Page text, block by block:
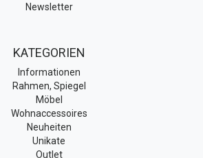
Newsletter
KATEGORIEN
Informationen
Rahmen, Spiegel
Möbel
Wohnaccessoires
Neuheiten
Unikate
Outlet